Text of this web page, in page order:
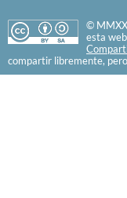
©
esta
compartir libremente,